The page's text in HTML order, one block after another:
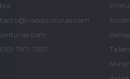
787-7597